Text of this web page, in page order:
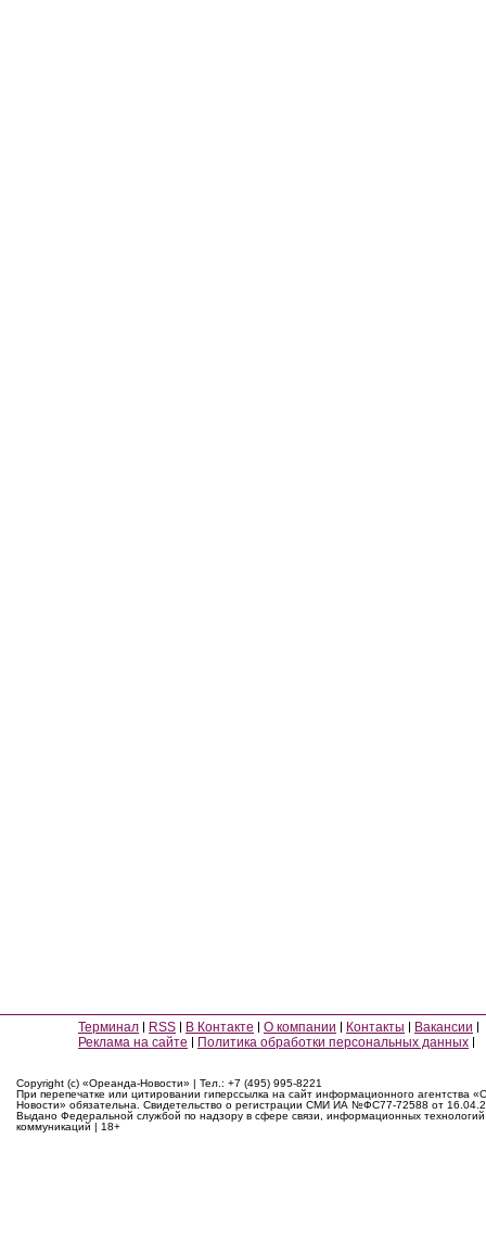
Терминал RSS В Контакте О компании Контакты
Вакансии
Реклама на сайте
Политика обработки персональных данных
Copyright (c) «Ореанда-Новости» | Тел.: +7 (495) 995-8221
При перепечатке или цитировании гиперссылка на сайт информационного агентства
Новости» обязательна. Свидетельство о регистрации СМИ ИА №ФС77-72588 от
Выдано Федеральной службой по надзору в сфере связи, информационных
коммуникаций | 18+